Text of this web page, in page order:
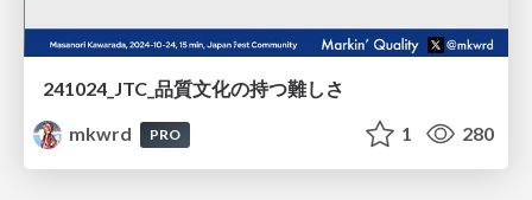
241024_JTC_品質文化の持つ難しさ
mkwrd
PRO 1 280